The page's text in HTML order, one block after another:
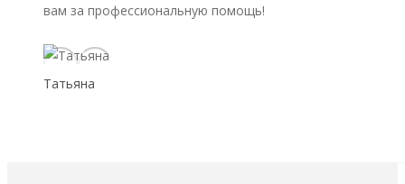
вам за профессиональную помощь!
Татьяна